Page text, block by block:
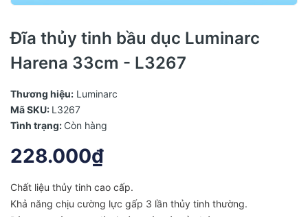
Đĩa thủy tinh bầu dục Luminarc
Harena 33cm - L3267
Thương hiệu: Luminarc
Mã SKU: L3267
Tình trạng: Còn hàng
228.000₫
Chất liệu thủy tinh cao cấp.
Khả năng chịu cường lực gấp 3 lần thủy tinh thường.